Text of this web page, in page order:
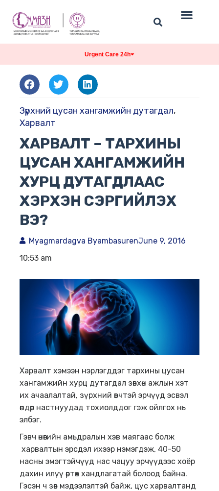
Urgent Care 24h
Зүрхний цусан хангамжийн дутагдал,
Харвалт
ХАРВАЛТ – ТАРХИНЫ
ЦУСАН ХАНГАМЖИЙН
ХУРЦ ДУТАГДЛААС
ХЭРХЭН СЭРГИЙЛЭХ
ВЭ?
Myagmardagva ByambasurenJune 9, 2016
10:53 am
Харвалт хэмээн нэрлэгддэг тархины цусан
хангамжийн хурц дутагдал зөвхөн ажлын хэт
их ачаалалтай, зүрхний өвчтэй эрчүүд эсвэл
өндөр настнуудад тохиолддог гэж ойлгох нь
элбэг.
Гэвч өнөөгийн амьдралын хэв маягаас болж
харвалтын эрсдэл ихээр нэмэгдэж, 40-50
насны эмэгтэйчүүд нас чацуу эрчүүдээс хоёр
дахин илүү өртөх хандлагатай болоод байна.
Гэсэн ч зөв мэдээлэлтэй байж, цус харвалтанд